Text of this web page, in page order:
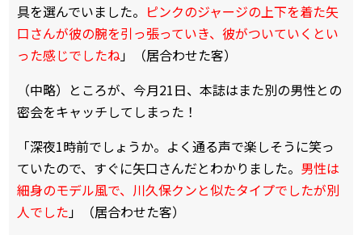
具を選んでいました。 ピンクのジャージの上下を着た矢
口さんが彼の腕を引っ張っていき、彼がついていくとい
った感じでしたね」（居合わせた客）
（中略）ところが、今月21日、本誌はまた別の男性との
密会をキャッチしてしまった！
「深夜1時前でしょうか。よく通る声で楽しそうに笑っ
ていたので、すぐに矢口さんだとわかりました。 男性は
細身のモデル風で、川久保クンと似たタイプでしたが別
人でした」（居合わせた客）